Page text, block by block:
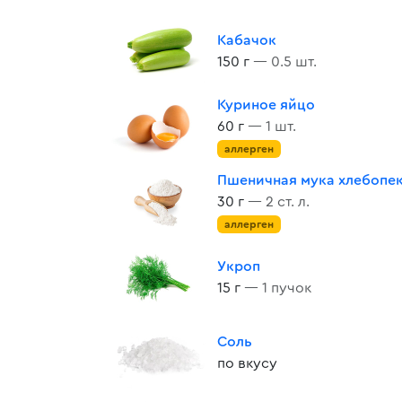
Кабачок
150 г — 0.5 шт.
Куриное яйцо
60 г — 1 шт.
аллерген
Пшеничная мука
30 г — 2 ст. л.
аллерген
Укроп
15 г — 1 пучок
Соль
по вкусу